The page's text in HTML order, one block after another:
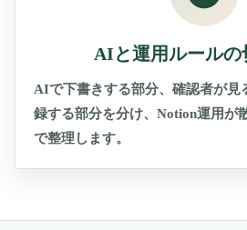
AIと運用ルールの
AIで下書きする部分、確認者が見
録する部分を分け、Notion運用が
で整理します。